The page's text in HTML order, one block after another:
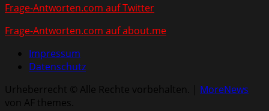
Frage-Antworten.com auf Twitter
Frage-Antworten.com auf about.me
Impressum
Datenschutz
Urheberrecht © Alle Rechte vorbehalten. | MoreNews
von AF themes.